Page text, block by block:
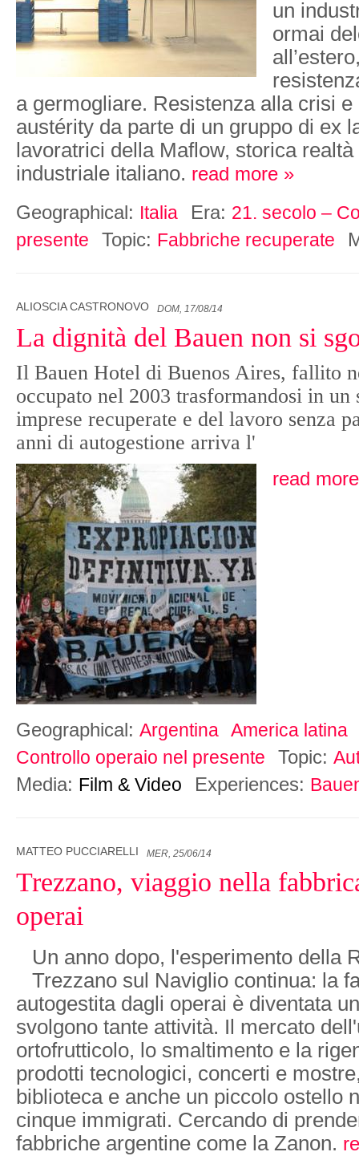
un
ormai
a germogliare. Resistenza alla crisi
austérity da parte di un gruppo di ex
lavoratrici della Maflow, storica
industriale italiano. read more »
Geographical: Italia Era: 21. secolo –
presente
Topic: Fabbriche recuperate
ALIOSCIA CASTRONOVO DOM, 17/08/14
La dignità del Bauen non si
Il Bauen Hotel di Buenos Aires, fallito
occupato nel 2003 trasformandosi in un
imprese recuperate e del lavoro senza
anni di autogestione arriva l'
read
Geographical: Argentina America latina
Controllo operaio nel presente
Topic:
Media: Film & Video Experiences:
MATTEO PUCCIARELLI MER, 25/06/14
Trezzano, viaggio nella
operai
Un anno dopo, l'esperimento della
Trezzano sul Naviglio continua: la
autogestita dagli operai è diventata
svolgono tante attività. Il mercato
ortofrutticolo, lo smaltimento e la
prodotti tecnologici, concerti e
biblioteca e anche un piccolo ostello
cinque immigrati. Cercando di
fabbriche argentine come la Zanon.